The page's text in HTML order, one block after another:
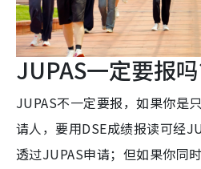
JUPAS一定要报吗
JUPAS不一定要报，如果你是
请人，要用DSE成绩报读可经
透过JUPAS申请；但如果你同